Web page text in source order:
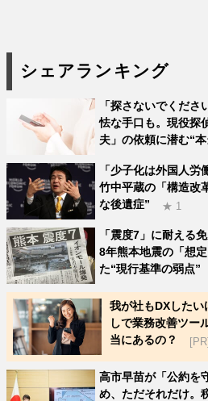
シェアランキング
「探さないでくだ
怯な手口も。現役探
夫」の依頼に潜む“
「少子化は外国人労
竹中平蔵の「構造改
な後遺症”
★ 1
「震度7」に耐える
8年熊本地震の「想
た“現行基準の弱点”
我が社もDXした
しで業務改善ツー
当にあるの？
高市早苗が「公約を
め、ただそれだけ。